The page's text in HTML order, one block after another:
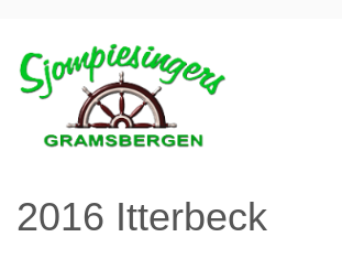
2016 Itterbeck